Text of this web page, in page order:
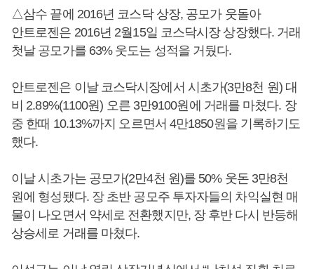
△삼수 끝에 2016년 코스닥 상장, 공모가 웃돌아
안트로젠은 2016년 2월15일 코스닥시장 상장했다. 거래
첫날 공모가를 63% 웃도는 성적을 거뒀다.
안트로젠은 이날 코스닥시장에서 시초가(3만8천 원) 대
비 2.89%(1100원) 오른 3만9100원에 거래를 마쳤다. 장
중 한때 10.13%까지 오르면서 4만1850원을 기록하기도
했다.
이날 시초가는 공모가(2만4천 원)를 50% 웃돈 3만8천
원에 형성됐다. 장 초반 공모주 투자자들의 차익실현 매
물이 나오면서 약세로 전환했지만, 장 후반 다시 반등해
상승세로 거래를 마쳤다.